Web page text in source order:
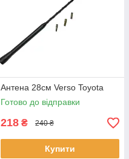
Антена 28см Verso Toyota
Готово до відправки
218 ₴ 240 ₴
Купити